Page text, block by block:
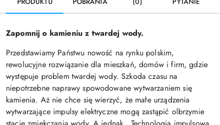
Zapomnij o kamieniu z twardej wody.
Przedstawiamy Państwu nowość na rynku polskim,
rewolucyjne rozwiązanie dla mieszkań, domów i firm, gdzie
występuje problem twardej wody. Szkoda czasu na
niepotrzebne naprawy spowodowane wytwarzaniem się
kamienia. Aż nie chce się wierzyć, że małe urządzenia
wytwarzające impulsy elektryczne mogą zastąpić olbrzymie